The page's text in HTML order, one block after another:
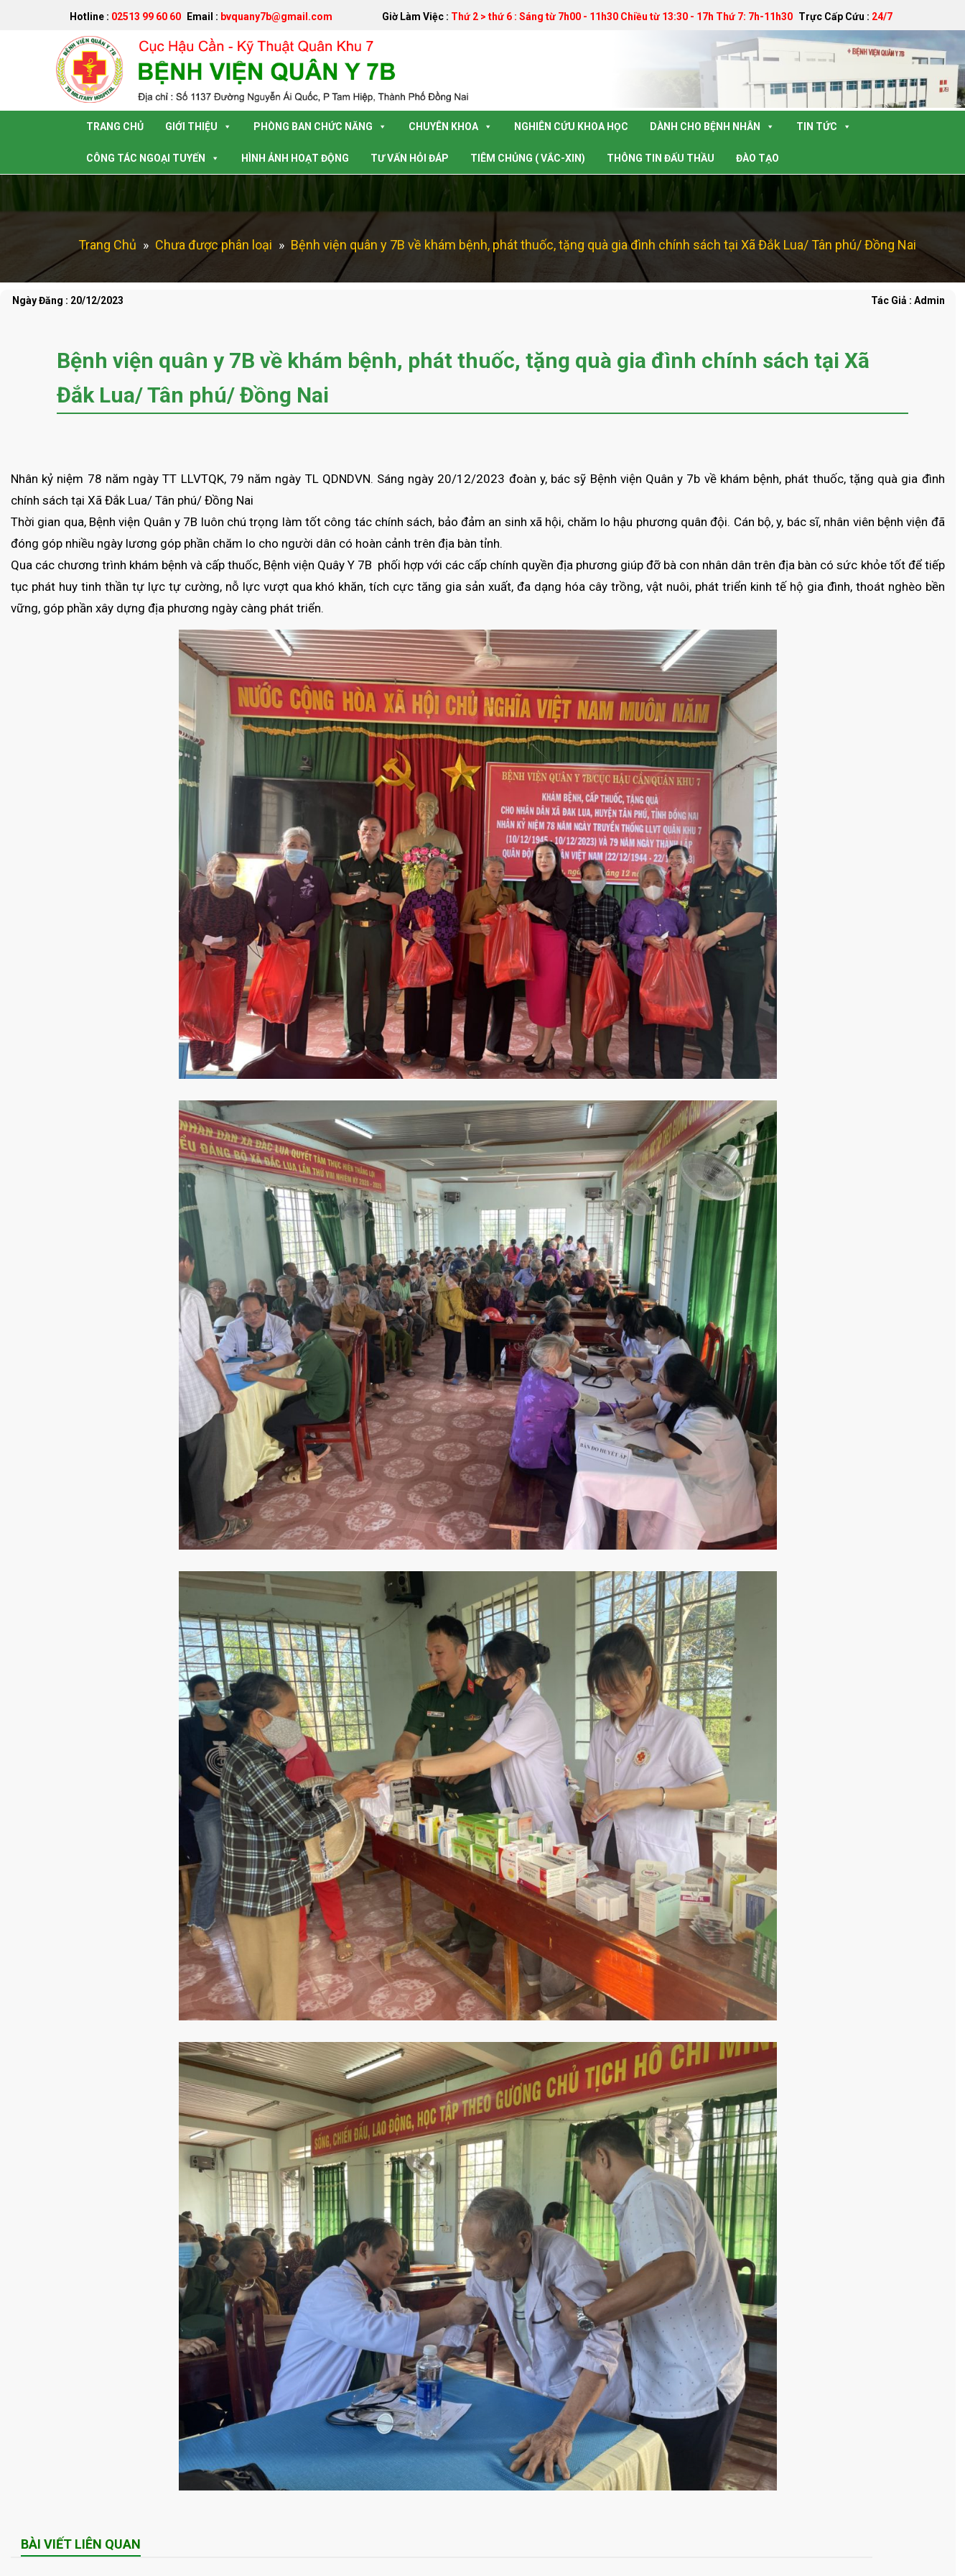
Hotline : 02513 99 60 60 Email : bvquany7b@gmail.com Giờ Làm Việc : Thứ 2 > thứ 6 : Sáng từ 7h00 - 11h30 Chiều từ 13:30 - 17h Thứ 7: 7h-11h30 Trực Cấp Cứu : 24/7
TRANG CHỦ GIỚI THIỆU PHÒNG BAN CHỨC NĂNG CHUYÊN KHOA NGHIÊN CỨU KHOA HỌC DÀNH CHO BỆNH NHÂN TIN TỨC
CÔNG TÁC NGOẠI TUYẾN HÌNH ẢNH HOẠT ĐỘNG TƯ VẤN HỎI ĐÁP TIÊM CHỦNG ( VẮC-XIN) THÔNG TIN ĐẤU THẦU ĐÀO TẠO
Trang Chủ » Chưa được phân loại » Bệnh viện quân y 7B về khám bệnh, phát thuốc, tặng quà gia đình chính sách tại Xã Đắk Lua/ Tân phú/ Đồng Nai
Ngày Đăng : 20/12/2023 Tác Giả : Admin
Bệnh viện quân y 7B về khám bệnh, phát thuốc, tặng quà gia đình chính sách tại Xã
Đắk Lua/ Tân phú/ Đồng Nai
Nhân kỷ niệm 78 năm ngày TT LLVTQK, 79 năm ngày TL QDNDVN. Sáng ngày 20/12/2023 đoàn y, bác sỹ Bệnh viện Quân y 7b về khám bệnh, phát thuốc, tặng quà gia đình
chính sách tại Xã Đắk Lua/ Tân phú/ Đồng Nai
Thời gian qua, Bệnh viện Quân y 7B luôn chú trọng làm tốt công tác chính sách, bảo đảm an sinh xã hội, chăm lo hậu phương quân đội. Cán bộ, y, bác sĩ, nhân viên bệnh viện đã
đóng góp nhiều ngày lương góp phần chăm lo cho người dân có hoàn cảnh trên địa bàn tỉnh.
Qua các chương trình khám bệnh và cấp thuốc, Bệnh viện Quây Y 7B phối hợp với các cấp chính quyền địa phương giúp đỡ bà con nhân dân trên địa bàn có sức khỏe tốt để tiếp
tục phát huy tinh thần tự lực tự cường, nỗ lực vượt qua khó khăn, tích cực tăng gia sản xuất, đa dạng hóa cây trồng, vật nuôi, phát triển kinh tế hộ gia đình, thoát nghèo bền
vững, góp phần xây dựng địa phương ngày càng phát triển.
BÀI VIẾT LIÊN QUAN
Đã kết nối EMC